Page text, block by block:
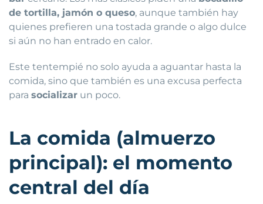
de tortilla, jamón o queso, aunque también hay
quienes prefieren una tostada grande o algo dulce
si aún no han entrado en calor.
Este tentempié no solo ayuda a aguantar hasta la
comida, sino que también es una excusa perfecta
para socializar un poco.
La comida (almuerzo
principal): el momento
central del día